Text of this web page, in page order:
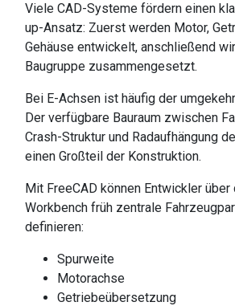
Viele CAD-Systeme fördern einen
up-Ansatz: Zuerst werden Motor,
Gehäuse entwickelt, anschließend
Baugruppe zusammengesetzt.
Bei E-Achsen ist häufig der
Der verfügbare Bauraum zwischen
Crash-Struktur und Radaufhängung
einen Großteil der Konstruktion.
Mit FreeCAD können Entwickler
Workbench früh zentrale
definieren:
Spurweite
Motorachse
Getriebeübersetzung